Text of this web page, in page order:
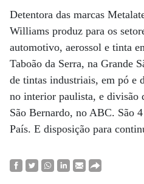
Detentora das marcas
Williams produz para os
automotivo, aerossol e tinta
Taboão da Serra, na Grande
de tintas industriais, em pó e
no interior paulista, e divisão
São Bernardo, no ABC. São
País. E disposição para